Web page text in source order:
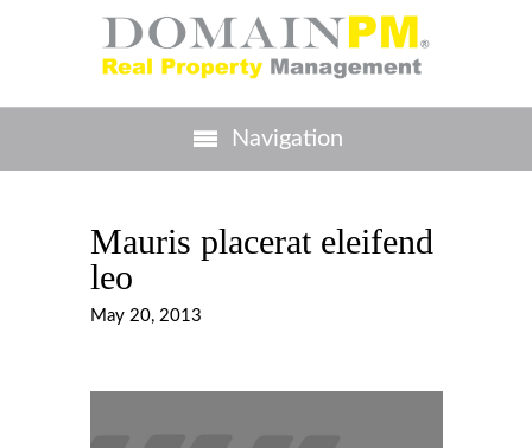
Navigation
Mauris placerat eleifend
leo
May 20, 2013